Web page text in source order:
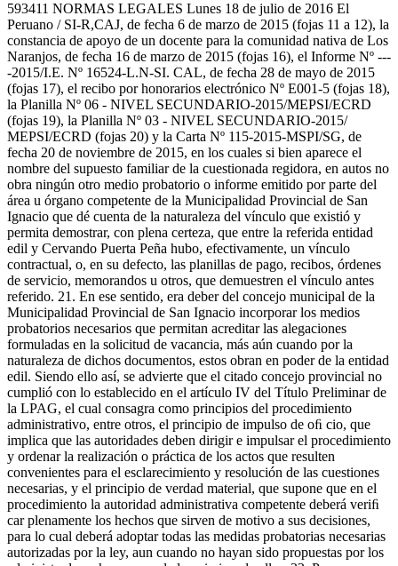
593411 NORMAS LEGALES Lunes 18 de julio de 2016 El
Peruano / SI-R,CAJ, de fecha 6 de marzo de 2015 (fojas 11 a 12), la
constancia de apoyo de un docente para la comunidad nativa de Los
Naranjos, de fecha 16 de marzo de 2015 (fojas 16), el Informe Nº ---
-2015/I.E. Nº 16524-L.N-SI. CAL, de fecha 28 de mayo de 2015
(fojas 17), el recibo por honorarios electrónico Nº E001-5 (fojas 18),
la Planilla Nº 06 - NIVEL SECUNDARIO-2015/MEPSI/ECRD
(fojas 19), la Planilla Nº 03 - NIVEL SECUNDARIO-2015/
MEPSI/ECRD (fojas 20) y la Carta Nº 115-2015-MSPI/SG, de
fecha 20 de noviembre de 2015, en los cuales si bien aparece el
nombre del supuesto familiar de la cuestionada regidora, en autos no
obra ningún otro medio probatorio o informe emitido por parte del
área u órgano competente de la Municipalidad Provincial de San
Ignacio que dé cuenta de la naturaleza del vínculo que existió y
permita demostrar, con plena certeza, que entre la referida entidad
edil y Cervando Puerta Peña hubo, efectivamente, un vínculo
contractual, o, en su defecto, las planillas de pago, recibos, órdenes
de servicio, memorandos u otros, que demuestren el vínculo antes
referido. 21. En ese sentido, era deber del concejo municipal de la
Municipalidad Provincial de San Ignacio incorporar los medios
probatorios necesarios que permitan acreditar las alegaciones
formuladas en la solicitud de vacancia, más aún cuando por la
naturaleza de dichos documentos, estos obran en poder de la entidad
edil. Siendo ello así, se advierte que el citado concejo provincial no
cumplió con lo establecido en el artículo IV del Título Preliminar de
la LPAG, el cual consagra como principios del procedimiento
administrativo, entre otros, el principio de impulso de oﬁ cio, que
implica que las autoridades deben dirigir e impulsar el procedimiento
y ordenar la realización o práctica de los actos que resulten
convenientes para el esclarecimiento y resolución de las cuestiones
necesarias, y el principio de verdad material, que supone que en el
procedimiento la autoridad administrativa competente deberá veriﬁ
car plenamente los hechos que sirven de motivo a sus decisiones,
para lo cual deberá adoptar todas las medidas probatorias necesarias
autorizadas por la ley, aun cuando no hayan sido propuestas por los